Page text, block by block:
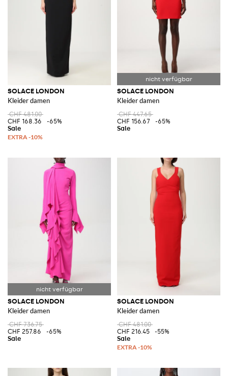
SOLACE LONDON
Kleider damen
CHF 481.00
CHF 168.36
-65%
SOLACE LONDON
Kleider damen
CHF 447.65
CHF 156.67
-65%
SOLACE LONDON
Kleider damen
CHF 736.75
CHF 257.86
-65%
SOLACE LONDON
Kleider damen
CHF 481.00
CHF 216.45
-55%